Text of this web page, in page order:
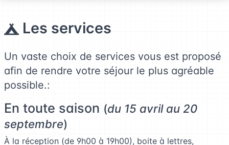
Les services
Un vaste choix de services vous est proposé
afin de rendre votre séjour le plus agréable
possible.:
En toute saison (du 15 avril au 20
septembre)
À la réception (de 9h00 à 19h00), boite à lettres,